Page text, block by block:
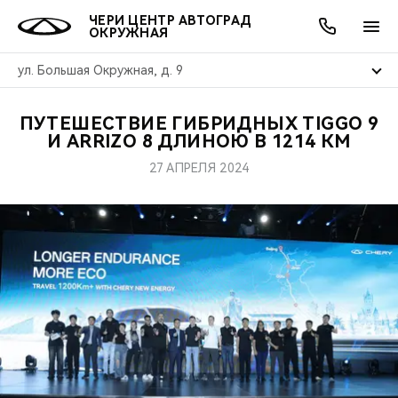
ЧЕРИ ЦЕНТР АВТОГРАД
ОКРУЖНАЯ
ул. Большая Окружная, д. 9
МОДЕЛИ
КРОССОВЕРЫ
СЕДАНЫ
НОВИНКИ
ПОКУПАТЕЛЯМ
КРЕДИТ И СТРАХОВАНИЕ
ВЛАДЕЛЬЦАМ
ЗАПЧАСТИ И АКСЕССУАРЫ
ПОДДЕРЖКА
CHERY CONNECT
МИР CHERY
О БРЕНДЕ
CHERY В СОЦСЕТЯХ
ЛЮДИ CHERY
БЛАГОТВОРИТЕЛЬНОСТЬ
АКЦИИ
ОНЛАЙН СЕРВИСЫ
КРЕДИТ
О КОМПАНИИ
МЫ В СОЦСЕТЯХ
ПУТЕШЕСТВИЕ ГИБРИДНЫХ TIGGO 9
И ARRIZO 8 ДЛИНОЮ В 1214 КМ
27 АПРЕЛЯ 2024